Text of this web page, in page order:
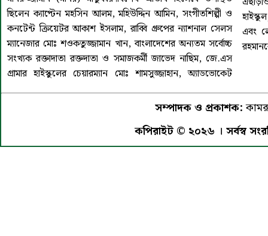
ছিলেন ক্যাপ্টেন মহসিন আলম, মহিউদ্দিন আমিন, সংগীতশিল্পী ও
কনটেন্ট ক্রিয়েটর আকাশ ইসলাম, রাব্বি গ্রুপের ন্যাশনাল সেলস
ম্যানেজার মোঃ শওকতুজ্জামান খান, বাংলাদেশের অন্যতম সর্বোচ্চ
সংখ্যক রক্তাদাতা রক্তদাতা ও সমাজকর্মী জাভেদ নাছিম, জে.এস
গ্রামার হাইস্কুলের চেয়ারম্যান মোঃ শামসুজ্জাহান, অ্যাডভোকেট
এবং
সম্পাদক ও প্রকাশক:
কপিরাইট © ২০২৬ । সর্বস্ব